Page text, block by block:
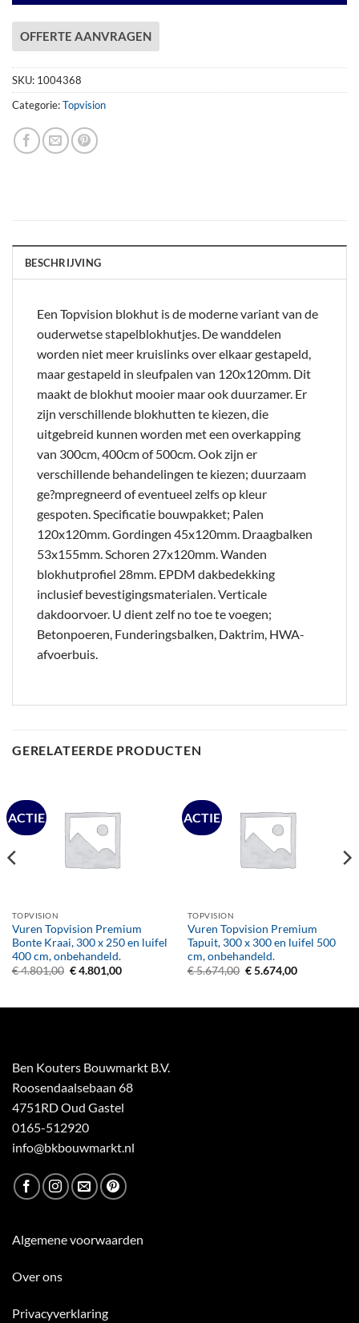
OFFERTE AANVRAGEN
SKU: 1004368
Categorie:Topvision
BESCHRIJVING
Een Topvision blokhut is de moderne variant van de
ouderwetse stapelblokhutjes. De wanddelen
worden niet meer kruislinks over elkaar gestapeld,
maar gestapeld in sleufpalen van 120x120mm. Dit
maakt de blokhut mooier maar ook duurzamer. Er
zijn verschillende blokhutten te kiezen, die
uitgebreid kunnen worden met een overkapping
van 300cm, 400cm of 500cm. Ook zijn er
verschillende behandelingen te kiezen; duurzaam
ge?mpregneerd of eventueel zelfs op kleur
gespoten. Specificatie bouwpakket; Palen
120x120mm. Gordingen 45x120mm. Draagbalken
53x155mm. Schoren 27x120mm. Wanden
blokhutprofiel 28mm. EPDM dakbedekking
inclusief bevestigingsmaterialen. Verticale
dakdoorvoer. U dient zelf no toe te voegen;
Betonpoeren, Funderingsbalken, Daktrim, HWA-
afvoerbuis.
GERELATEERDE PRODUCTEN
ACTIE
TOPVISION
Vuren Topvision Premium
Bonte Kraai, 300 x 250 en luifel
400 cm, onbehandeld.
€4.801,00 Oorspronkelijke
€4.801,00Huidige
ACTIE
TOPVISION
Vuren Topvision Premium
Tapuit, 300 x 300 en luifel 500
cm, onbehandeld.
€5.674,00 Oorspronkelijke
€5.674,00Huidige
Ben Kouters Bouwmarkt B.V.
Roosendaalsebaan 68
4751RD Oud Gastel
0165-512920
info@bkbouwmarkt.nl
Algemene voorwaarden
Over ons
Privacyverklaring